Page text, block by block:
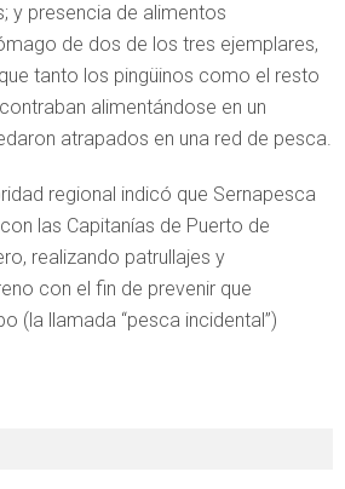
y presencia de alimentos
de dos de los tres ejemplares,
tanto los pingüinos como el resto
alimentándose en un
atrapados en una red de pesca.
regional indicó que Sernapesca
las Capitanías de Puerto de
realizando patrullajes y
con el fin de prevenir que
(la llamada “pesca incidental”)